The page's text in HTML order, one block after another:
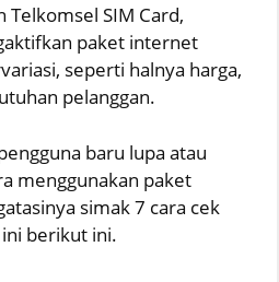
SIM Card,
paket internet
seperti halnya harga,
pelanggan.
baru lupa atau
menggunakan paket
simak 7 cara cek
berikut ini.